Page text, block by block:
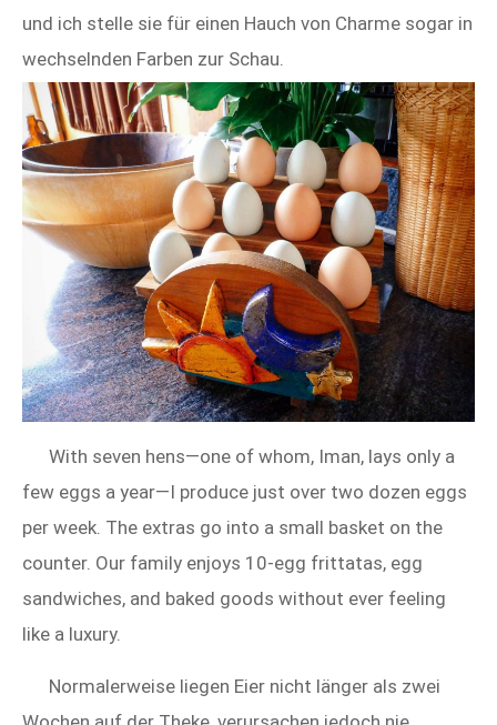
und ich stelle sie für einen Hauch von Charme sogar in
wechselnden Farben zur Schau.
With seven hens—one of whom, Iman, lays only a
few eggs a year—I produce just over two dozen eggs
per week. The extras go into a small basket on the
counter. Our family enjoys 10‑egg frittatas, egg
sandwiches, and baked goods without ever feeling
like a luxury.
Normalerweise liegen Eier nicht länger als zwei